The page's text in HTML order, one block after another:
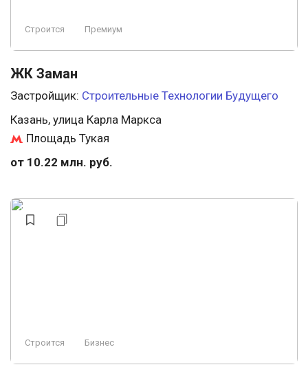
Строится Премиум
ЖК Заман
Застройщик: Строительные Технологии Будущего
Казань, улица Карла Маркса
Площадь Тукая
от 10.22 млн. руб.
Строится Бизнес